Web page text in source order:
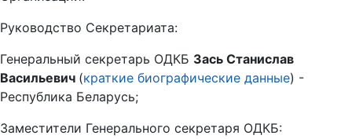
Руководство Секретариата:
Генеральный секретарь ОДКБ Зась Станислав
Васильевич (краткие биографические данные) -
Республика Беларусь;
Заместители Генерального секретаря ОДКБ: